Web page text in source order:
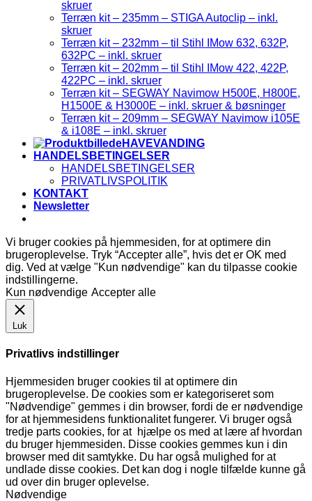
skruer
Terræn kit – 235mm – STIGA Autoclip – inkl.
skruer
Terræn kit – 232mm – til Stihl IMow 632, 632P,
632PC – inkl. skruer
Terræn kit – 202mm – til Stihl IMow 422, 422P,
422PC – inkl. skruer
Terræn kit – SEGWAY Navimow H500E, H800E,
H1500E & H3000E – inkl. skruer & bøsninger
Terræn kit – 209mm – SEGWAY Navimow i105E
& i108E – inkl. skruer
HAVEVANDING
HANDELSBETINGELSER
HANDELSBETINGELSER
PRIVATLIVSPOLITIK
KONTAKT
Newsletter
Vi bruger cookies på hjemmesiden, for at optimere din
brugeroplevelse. Tryk “Accepter alle”, hvis det er OK med
dig. Ved at vælge "Kun nødvendige" kan du tilpasse cookie
indstillingerne.
Kun nødvendige Accepter alle
Luk
Privatlivs indstillinger
Hjemmesiden bruger cookies til at optimere din
brugeroplevelse. De cookies som er kategoriseret som
"Nødvendige" gemmes i din browser, fordi de er nødvendige
for at hjemmesidens funktionalitet fungerer. Vi bruger også
tredje parts cookies, for at hjælpe os med at lære af hvordan
du bruger hjemmesiden. Disse cookies gemmes kun i din
browser med dit samtykke. Du har også mulighed for at
undlade disse cookies. Det kan dog i nogle tilfælde kunne gå
ud over din bruger oplevelse.
Nødvendige